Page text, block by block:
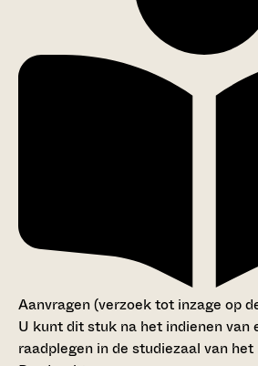
Aanvragen (verzoek tot inzage op
U kunt dit stuk na het indienen van
raadplegen in de studiezaal van